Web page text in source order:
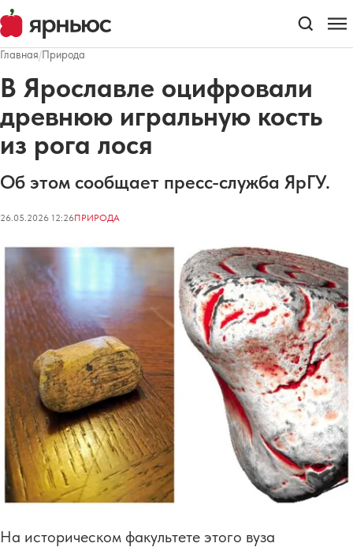
Главная/Природа
В Ярославле оцифровали
древнюю игральную кость
из рога лося
Об этом сообщает пресс-служба ЯрГУ.
26.05.2026 12:26ПРИРОДА
На историческом факультете этого вуза